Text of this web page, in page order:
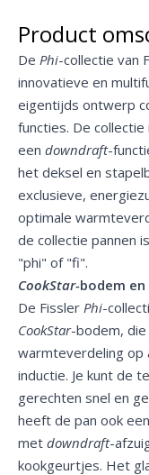
Product
De Phi-collectie van
innovatieve en
eigentijds ontwerp
functies. De
een downdraft-
het deksel en
exclusieve,
optimale
de collectie pannen
"phi" of "fi".
CookStar-bodem en
De Fissler Phi-
CookStar-bodem,
warmteverdeling op
inductie. Je kunt de
gerechten snel en
heeft de pan ook een
met downdraft-
kookgeurtjes. Het